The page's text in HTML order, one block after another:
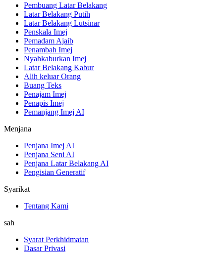
Pembuang Latar Belakang
Latar Belakang Putih
Latar Belakang Lutsinar
Penskala Imej
Pemadam Ajaib
Penambah Imej
Nyahkaburkan Imej
Latar Belakang Kabur
Alih keluar Orang
Buang Teks
Penajam Imej
Penapis Imej
Pemanjang Imej AI
Menjana
Penjana Imej AI
Penjana Seni AI
Penjana Latar Belakang AI
Pengisian Generatif
Syarikat
Tentang Kami
sah
Syarat Perkhidmatan
Dasar Privasi